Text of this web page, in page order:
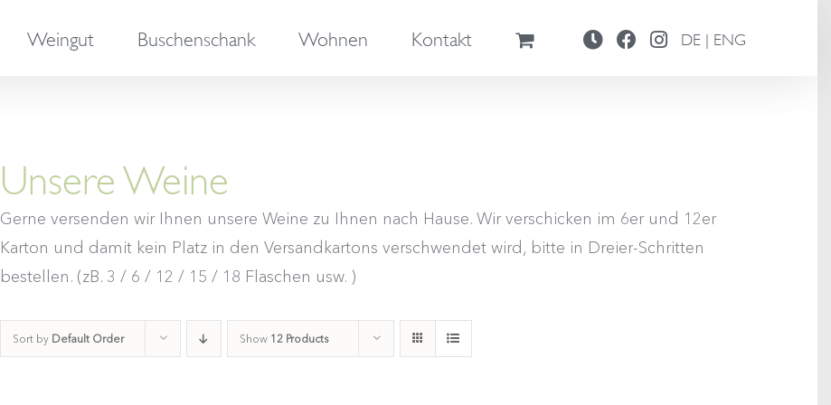
Weingut Buschenschank Wohnen Kontakt DE | ENG
Unsere Weine
Gerne versenden wir Ihnen unsere Weine zu Ihnen nach Hause. Wir verschicken im 6er und 12er
Karton und damit kein Platz in den Versandkartons verschwendet wird, bitte in Dreier-Schritten
bestellen. (zB. 3 / 6 / 12 / 15 / 18 Flaschen usw. )
Sort by Default Order Show 12 Products